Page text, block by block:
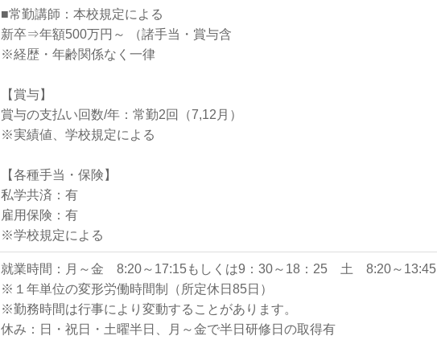
■常勤講師：本校規定による
新卒⇒年額500万円～ （諸手当・賞与含
※経歴・年齢関係なく一律
【賞与】
賞与の支払い回数/年：常勤2回（7,12月）
※実績値、学校規定による
【各種手当・保険】
私学共済：有
雇用保険：有
※学校規定による
就業時間：月～金 8:20～17:15もしくは9：30～18：25 土 8:20～13:45
※１年単位の変形労働時間制（所定休日85日）
※勤務時間は行事により変動することがあります。
休み：日・祝日・土曜半日、月～金で半日研修日の取得有